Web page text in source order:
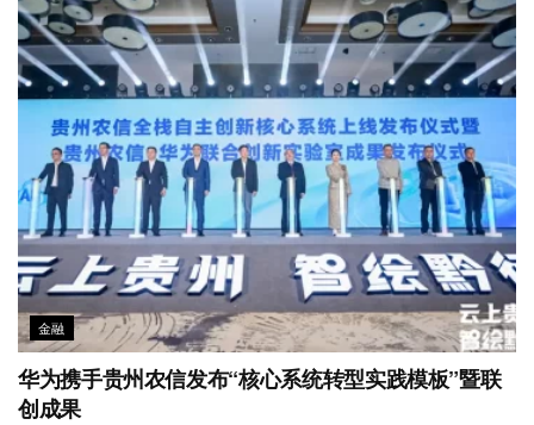
金融
华为携手贵州农信发布“核心系统转型实践模板”暨联
创成果